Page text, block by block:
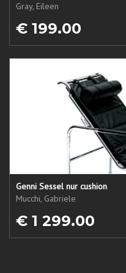
Gray, Eileen
€ 199.00
Genni Sessel nur cushion
Mucchi, Gabriele
€ 1 299.00